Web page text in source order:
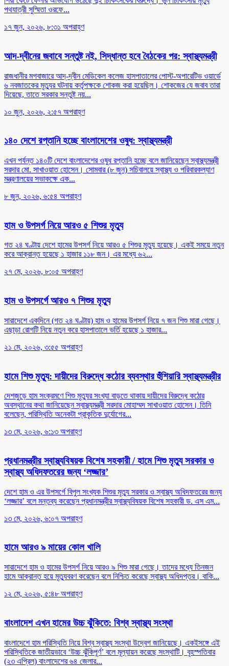
পথযাত্রী সুস্মিতা ওরফে...
১৭ জুন, ২০২৬, ৮:৩১ অপরাহ্ণ
আদ-দ্বীনের জবাবে সন্তুষ্ট নই, সিদ্ধান্ত হবে বৈঠকের পর: স্বাস্থ্যমন্ত্রী
রাজধানীর মগবাজারে আদ্-দ্বীন মেডিকেল কলেজ হাসপাতালের পোস্ট-অপারেটিভ ওয়ার্ডে
৬ নবজাতকের মৃত্যুর ঘটনায় কর্তৃপক্ষকে শোকজ করা হয়েছিল। শোকজের যে জবাব তারা
দিয়েছে, তাতে সরকার সন্তুষ্ট নয়...
১০ জুন, ২০২৬, ২:৫৭ অপরাহ্ণ
১৪০ দেশে রপ্তানি হচ্ছে বাংলাদেশের ওষুধ: স্বাস্থ্যমন্ত্রী
এখন পর্যন্ত ১৪০টি দেশে বাংলাদেশের ওষুধ রপ্তানি হচ্ছে বলে জানিয়েছেন স্বাস্থ্যমন্ত্রী
সরদার মো. সাখাওয়াত হোসেন। সোমবার (৮ জুন) সচিবালয়ে স্বাস্থ্য ও পরিবারকল্যাণ
মন্ত্রণালয়ের সভাকক্ষে এক...
৮ জুন, ২০২৬, ৬:৫৪ অপরাহ্ণ
হাম ও উপসর্গ নিয়ে আরও ৫ শিশুর মৃত্যু
গত ২৪ ঘণ্টায় দেশে হামের উপসর্গ নিয়ে আরও ৫ শিশুর মৃত্যু হয়েছে। একই সময়ে নতুন
করে আক্রান্ত হয়েছে ১ হাজার ১১৮ জন। এর মধ্যে ৬২...
২৭ মে, ২০২৬, ৮:০৫ অপরাহ্ণ
হাম ও উপসর্গে আরও ৭ শিশুর মৃত্যু
সারাদেশে একদিনে (গত ২৪ ঘণ্টায়) হাম ও হামের উপসর্গ নিয়ে ৭ জন শিশু মারা গেছে।
এছাড়া রোগটি নিয়ে নতুন করে হাসপাতালে ভর্তি হয়েছে ১ হাজার...
২১ মে, ২০২৬, ৩:৫৫ অপরাহ্ণ
হামে শিশু মৃত্যু: দায়ীদের বিরুদ্ধে কঠোর ব্যবস্থার হুঁশিয়ারি স্বাস্থ্যমন্ত্রীর
দেশজুড়ে হাম সংক্রমণে শিশু মৃত্যুর সংখ্যা বাড়তে থাকায় দায়ীদের বিরুদ্ধে কঠোর
অবস্থানের কথা জানিয়েছেন স্বাস্থ্যমন্ত্রী সরদার মোহাম্মদ সাখাওয়াত হোসেন। তিনি
বলেছেন, পরিস্থিতি অনেকটা প্রাকৃতিক দুর্যোগের...
১৩ মে, ২০২৬, ৬:১৩ অপরাহ্ণ
প্রধানমন্ত্রীর স্বাস্থ্যবিষয়ক বিশেষ সহকারী /হামে শিশু মৃত্যু সরকার ও
স্বাস্থ্য অধিদফতরের জন্য ‘লজ্জার’
দেশে হাম ও এর উপসর্গে বিপুল সংখ্যক শিশুর মৃত্যু সরকার ও স্বাস্থ্য অধিদফতরের জন্য
‘লজ্জার’ বলে মন্তব্য করেছেন প্রধানমন্ত্রীর স্বাস্থ্যবিষয়ক বিশেষ সহকারী ড. এস এম...
১৩ মে, ২০২৬, ৬:০৭ অপরাহ্ণ
হামে আরও ৯ মায়ের কোল খালি
সারাদেশে হাম ও হামের উপসর্গ নিয়ে আরও ৯ শিশু মারা গেছে। তাদের মধ্যে তিনজন
হামে আক্রান্ত হয়ে মৃত্যুবরণ করেছেন বলে নিশ্চিত করেছে স্বাস্থ্য অধিদপ্তর। বাকি...
১২ মে, ২০২৬, ৫:৪৮ অপরাহ্ণ
বাংলাদেশ এখন হামের উচ্চ ঝুঁকিতে: বিশ্ব স্বাস্থ্য সংস্থা
বাংলাদেশে হাম পরিস্থিতি নিয়ে বিশ্ব স্বাস্থ্য সংস্থা উদ্বেগ জানিয়েছে। একইসঙ্গে এই
পরিস্থিতিকে জাতীয়ভাবে ‘উচ্চ ঝুঁকিপূর্ণ’ বলে মূল্যায়ন করেছে সংস্থাটি। বৃহস্পতিবার
(২৩ এপ্রিল) বাংলাদেশের ৬৪ জেলার...